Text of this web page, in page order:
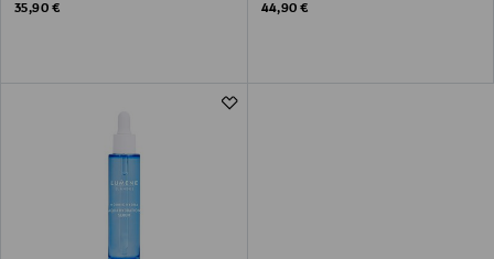
Original Price
35,90 € Original Price
44,90 €